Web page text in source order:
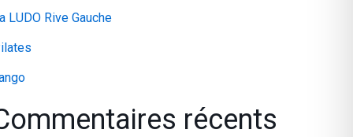
LUDO Rive Gauche
récents